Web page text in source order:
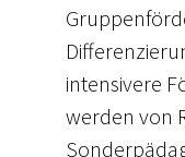
intensivere
werden von